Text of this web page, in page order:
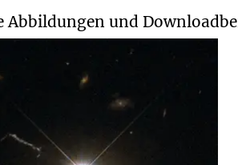
Abbildungen und